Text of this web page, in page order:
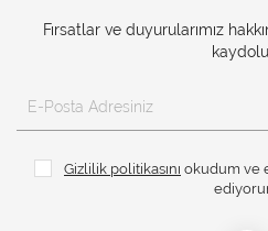
Fırsatlar ve duyurularımız
Gizlilik politikasını okudum ve